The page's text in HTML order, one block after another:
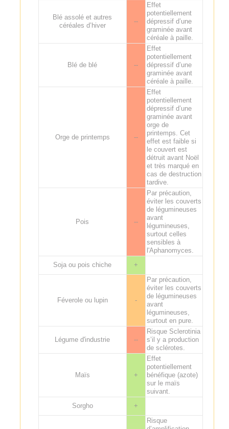
Blé assolé et autres
céréales d’hiver
--
Effet
potentiellement
dépressif d’une
graminée avant
céréale à paille.
Blé de blé --
Effet
potentiellement
dépressif d’une
graminée avant
céréale à paille.
Orge de printemps --
Effet
potentiellement
dépressif d’une
graminée avant
orge de
printemps. Cet
effet est faible si
le couvert est
détruit avant Noël
et très marqué en
cas de destruction
tardive.
Pois --
Par précaution,
éviter les couverts
de légumineuses
avant
légumineuses,
surtout celles
sensibles à
l'Aphanomyces.
Soja ou pois chiche
+
Féverole ou lupin -
Par précaution,
éviter les couverts
de légumineuses
avant
légumineuses,
surtout en pure.
Légume d'industrie --
Risque Sclerotinia
s’il y a production
de sclérotes.
Maïs +
Effet
potentiellement
bénéfique (azote)
sur le maïs
suivant.
Sorgho
+
Risque